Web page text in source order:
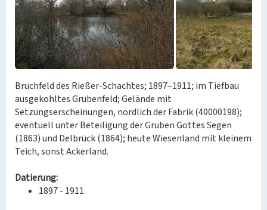
Bruchfeld des Rießer-Schachtes; 1897–1911; im Tiefbau
ausgekohltes Grubenfeld; Gelände mit
Setzungserscheinungen, nördlich der Fabrik (40000198);
eventuell unter Beteiligung der Gruben Gottes Segen
(1863) und Delbrück (1864); heute Wiesenland mit kleinem
Teich, sonst Ackerland.
Datierung:
1897 - 1911